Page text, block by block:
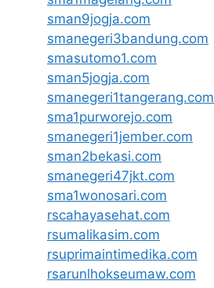
sman9jogja.com
smanegeri3bandung.com
smasutomo1.com
sman5jogja.com
smanegeri1tangerang.com
sma1purworejo.com
smanegeri1jember.com
sman2bekasi.com
smanegeri47jkt.com
sma1wonosari.com
rscahayasehat.com
rsumalikasim.com
rsuprimaintimedika.com
rsarunlhokseumaw.com